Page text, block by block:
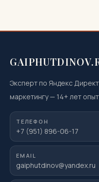
Эксперт по Яндекс
маркетингу— 14+ лет
ТЕЛЕФОН
+7 (951) 896-06-17
EMAIL
gaiphutdinov@yandex.ru